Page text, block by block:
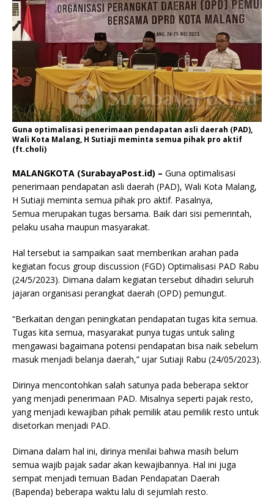
Guna optimalisasi penerimaan pendapatan asli daerah (PAD),
Wali Kota Malang, H Sutiaji meminta semua pihak pro aktif
(ft.choli)
MALANGKOTA (SurabayaPost.id) – Guna optimalisasi
penerimaan pendapatan asli daerah (PAD), Wali Kota Malang,
H Sutiaji meminta semua pihak pro aktif. Pasalnya,
Semua merupakan tugas bersama. Baik dari sisi pemerintah,
pelaku usaha maupun masyarakat.
Hal tersebut ia sampaikan saat memberikan arahan pada
kegiatan focus group discussion (FGD) Optimalisasi PAD Rabu
(24/5/2023). Dimana dalam kegiatan tersebut dihadiri seluruh
jajaran organisasi perangkat daerah (OPD) pemungut.
“Berkaitan dengan peningkatan pendapatan tugas kita semua.
Tugas kita semua, masyarakat punya tugas untuk saling
mengawasi bagaimana potensi pendapatan bisa naik sebelum
masuk menjadi belanja daerah,” ujar Sutiaji Rabu (24/05/2023).
Dirinya mencontohkan salah satunya pada beberapa sektor
yang menjadi penerimaan PAD. Misalnya seperti pajak resto,
yang menjadi kewajiban pihak pemilik atau pemilik resto untuk
disetorkan menjadi PAD.
Dimana dalam hal ini, dirinya menilai bahwa masih belum
semua wajib pajak sadar akan kewajibannya. Hal ini juga
sempat menjadi temuan Badan Pendapatan Daerah
(Bapenda) beberapa waktu lalu di sejumlah resto.